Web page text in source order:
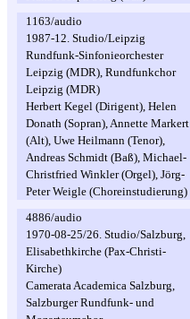
1163/audio
1987-12. Studio/Leipzig
Rundfunk-Sinfonieorchester
Leipzig (MDR), Rundfunkchor
Leipzig (MDR)
Herbert Kegel (Dirigent), Helen
Donath (Sopran), Annette Markert
(Alt), Uwe Heilmann (Tenor),
Andreas Schmidt (Baß), Michael-
Christfried Winkler (Orgel), Jörg-
Peter Weigle (Choreinstudierung)
4886/audio
1970-08-25/26. Studio/Salzburg,
Elisabethkirche (Pax-Christi-
Kirche)
Camerata Academica Salzburg,
Salzburger Rundfunk- und